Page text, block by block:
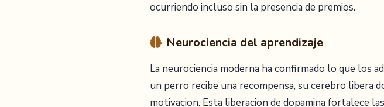
ocurriendo incluso sin la presencia de premios.
Neurociencia del aprendizaje
La neurociencia moderna ha confirmado lo que los
un perro recibe una recompensa, su cerebro libera
motivacion. Esta liberacion de dopamina fortalece